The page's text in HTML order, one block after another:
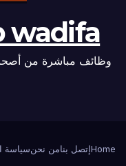
wadifa
وظائف مباشرة من
Homeإتصل بنامن نحنسياسة